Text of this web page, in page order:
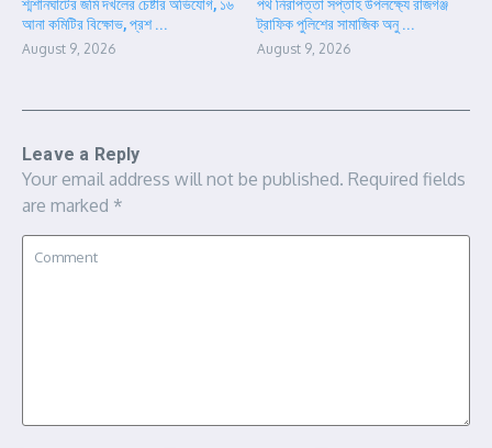
শ্মশানঘাটের জমি দখলের চেষ্টার অভিযোগ, ১৬
আনা কমিটির বিক্ষোভ, প্রশ ...
August 9, 2026
পথ নিরাপত্তা সপ্তাহ উপলক্ষ্যে রাজগঞ্জ
ট্রাফিক পুলিশের সামাজিক অনু ...
August 9, 2026
Leave a Reply
Your email address will not be published. Required fields
are marked *